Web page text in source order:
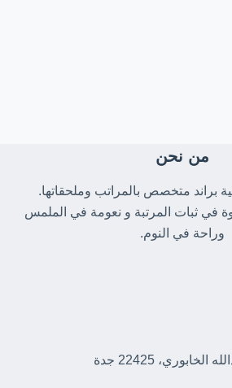
من نحن
براند متخصص بالمراتب وملحقاتها.
في ثبات المرتبة و نعومة في الملمس
وراحة في النوم.